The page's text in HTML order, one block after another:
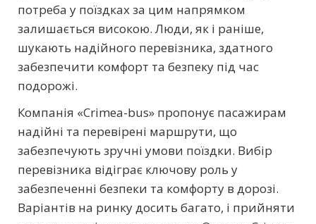
потреба у поїздках за цим напрямком
залишається високою. Люди, як і раніше,
шукають надійного перевізника, здатного
забезпечити комфорт та безпеку під час
подорожі.
Компанія «Crimea-bus» пропонує пасажирам
надійні та перевірені маршрути, що
забезпечують зручні умови поїздки. Вибір
перевізника відіграє ключову роль у
забезпеченні безпеки та комфорту в дорозі.
Варіантів на ринку досить багато, і прийняти